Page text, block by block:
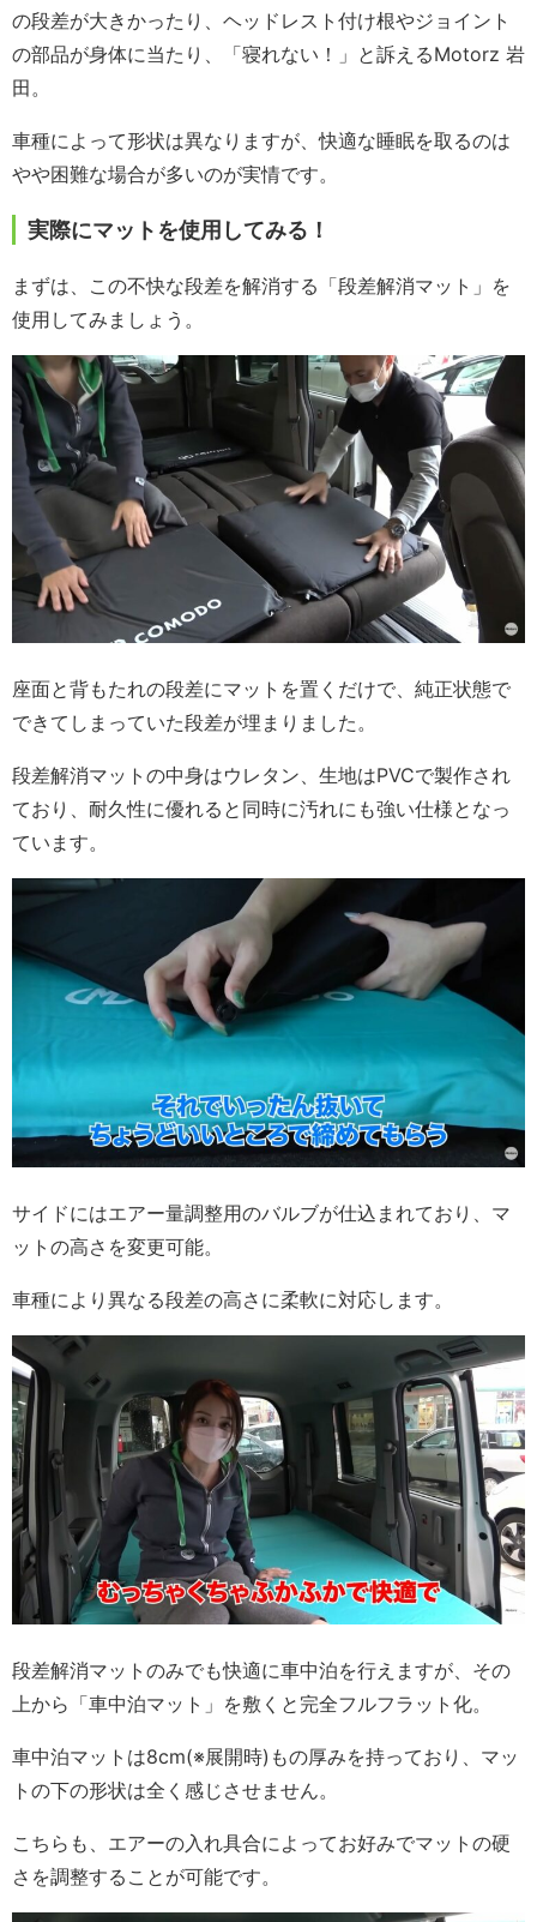
の段差が大きかったり、ヘッドレスト付け根やジョイント
の部品が身体に当たり、「寝れない！」と訴えるMotorz 岩
田。
車種によって形状は異なりますが、快適な睡眠を取るのは
やや困難な場合が多いのが実情です。
実際にマットを使用してみる！
まずは、この不快な段差を解消する「段差解消マット」を
使用してみましょう。
座面と背もたれの段差にマットを置くだけで、純正状態で
できてしまっていた段差が埋まりました。
段差解消マットの中身はウレタン、生地はPVCで製作され
ており、耐久性に優れると同時に汚れにも強い仕様となっ
ています。
サイドにはエアー量調整用のバルブが仕込まれており、マ
ットの高さを変更可能。
車種により異なる段差の高さに柔軟に対応します。
段差解消マットのみでも快適に車中泊を行えますが、その
上から「車中泊マット」を敷くと完全フルフラット化。
車中泊マットは8cm(※展開時)もの厚みを持っており、マッ
トの下の形状は全く感じさせません。
こちらも、エアーの入れ具合によってお好みでマットの硬
さを調整することが可能です。